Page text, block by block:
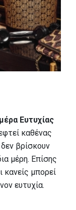
Ευτυχίας
καθένας
δεν βρίσκουν
μέρη. Επίσης
κανείς μπορεί
ευτυχία.